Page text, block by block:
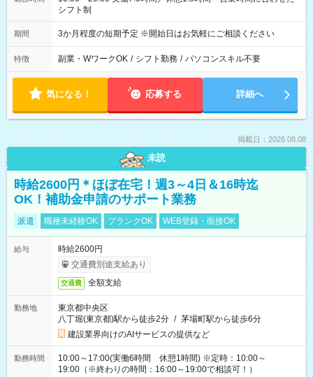
シフト制
期間 3か月程度の短期予定 ※開始日はお気軽にご相談ください
特徴 副業・WワークOK / シフト勤務 / パソコンスキル不要
気になる！ 応募する 詳細へ
掲載日：2026.08.08
未読
時給2600円＊ほぼ在宅！週3～4日＆16時迄
OK！補助金申請のサポート業務
派遣 職種未経験OK ブランクOK WEB登録・面接OK
給与
時給2600円
交通費別途支給あり
交通費 全額支給
勤務地
東京都中央区
八丁堀(東京都)駅から徒歩2分 / 茅場町駅から徒歩6分
建設業界向けのAIサービスの提供など
勤務時間
10:00～17:00(実働6時間 休憩1時間) ※定時：10:00～
19:00（※終わりの時間：16:00～19:00で相談可！）